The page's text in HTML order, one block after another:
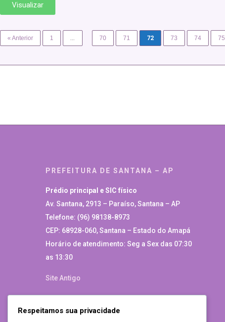
Visualizar
« Anterior 1 … 70 71 72 73 74 75
PREFEITURA DE SANTANA – AP
Prédio principal e SIC físico
Av. Santana, 2913 – Paraíso, Santana – AP
Telefone: (96) 98138-8973
CEP: 68928-060, Santana – Estado do Amapá
Horário de atendimento: Seg a Sex das 07:30
as 13:30
Site Antigo
Respeitamos sua privacidade